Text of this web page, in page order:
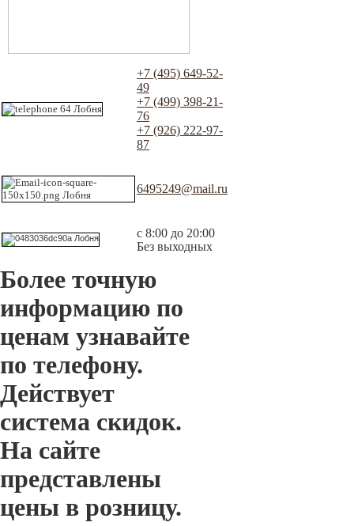
+7 (495) 649-52-
49
+7 (499) 398-21-
76
+7 (926) 222-97-
87
6495249@mail.ru
с 8:00 до 20:00
Без выходных
Более точную
информацию по
ценам узнавайте
по телефону.
Действует
система скидок.
На сайте
представлены
цены в розницу.